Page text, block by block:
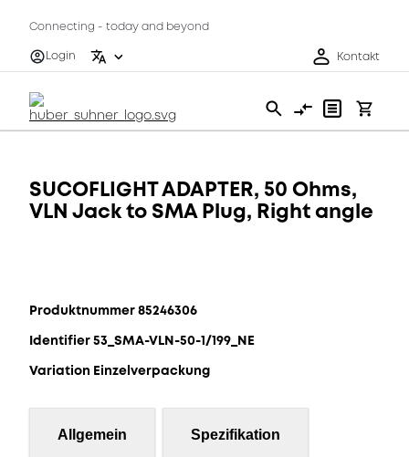
Connecting - today and beyond
Login
Kontakt
SUCOFLIGHT ADAPTER, 50 Ohms,
VLN Jack to SMA Plug, Right angle
Produktnummer 85246306
Identifier 53_SMA-VLN-50-1/199_NE
Variation Einzelverpackung
Allgemein Spezifikation